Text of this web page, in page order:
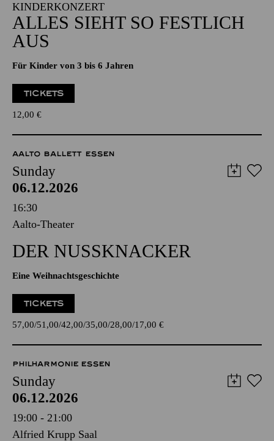
KINDERKONZERT
ALLES SIEHT SO FESTLICH
AUS
Für Kinder von 3 bis 6 Jahren
TICKETS
12,00 €
AALTO BALLETT ESSEN
Sunday
06.12.2026
16:30
Aalto-Theater
DER NUSSKNACKER
Eine Weihnachtsgeschichte
TICKETS
57,00 51,00 42,00 35,00 28,00 17,00 €
PHILHARMONIE ESSEN
Sunday
06.12.2026
19:00 - 21:00
Alfried Krupp Saal